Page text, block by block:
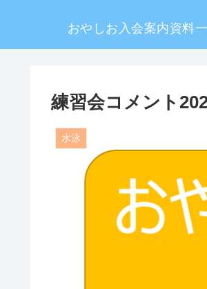
おやしお入会案内資料
練習会コメント
水泳